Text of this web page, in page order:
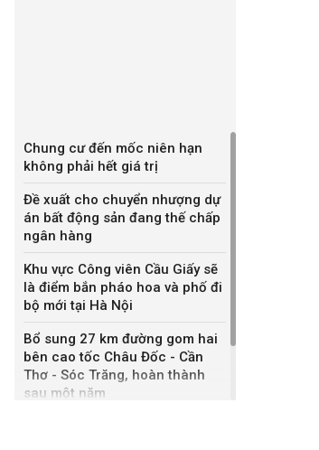
Chung cư đến mốc niên hạn
không phải hết giá trị
Đề xuất cho chuyển nhượng dự
án bất động sản đang thế chấp
ngân hàng
Khu vực Công viên Cầu Giấy sẽ
là điểm bắn pháo hoa và phố đi
bộ mới tại Hà Nội
Bổ sung 27 km đường gom hai
bên cao tốc Châu Đốc - Cần
Thơ - Sóc Trăng, hoàn thành
sau một năm